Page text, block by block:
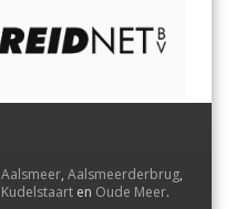
Aalsmeer, Aalsmeerderbrug,
Kudelstaart en Oude Meer.